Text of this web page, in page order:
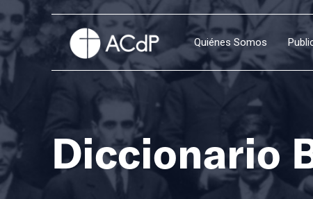
Quiénes Somos
Diccionario